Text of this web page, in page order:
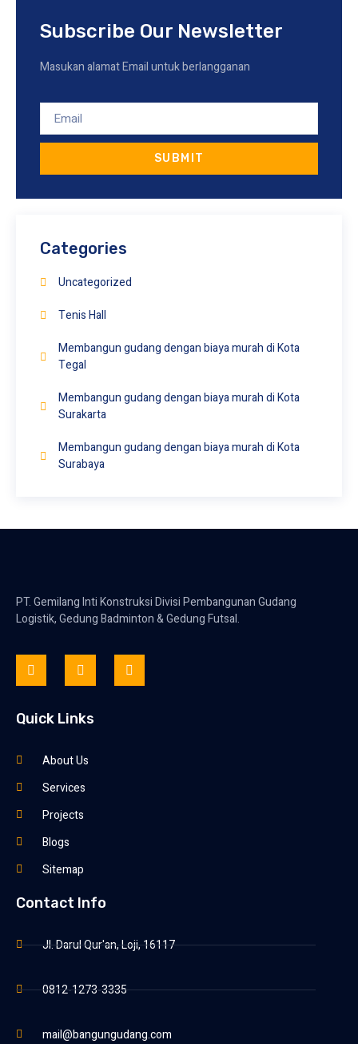
Subscribe Our Newsletter
Masukan alamat Email untuk berlangganan
SUBMIT
Categories
Uncategorized
Tenis Hall
Membangun gudang dengan biaya murah di Kota
Tegal
Membangun gudang dengan biaya murah di Kota
Surakarta
Membangun gudang dengan biaya murah di Kota
Surabaya
PT. Gemilang Inti Konstruksi Divisi Pembangunan Gudang
Logistik, Gedung Badminton & Gedung Futsal.
Quick Links
About Us
Services
Projects
Blogs
Sitemap
Contact Info
Jl. Darul Qur'an, Loji, 16117
0812-1273-3335
mail@bangungudang.com